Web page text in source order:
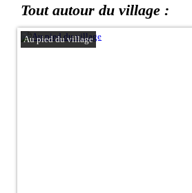
Tout autour du village :
Au pied du village